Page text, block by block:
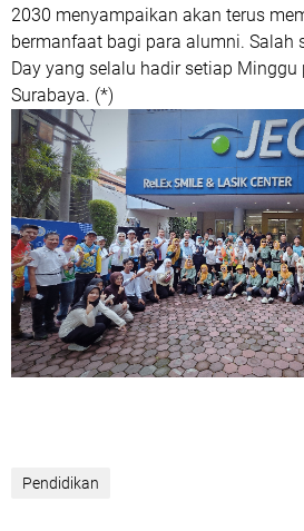
2030 menyampaikan akan terus
bermanfaat bagi para alumni. Salah
Day yang selalu hadir setiap
Surabaya. (*)
Pendidikan